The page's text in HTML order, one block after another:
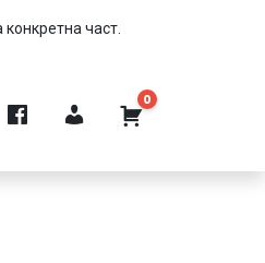
част.
0